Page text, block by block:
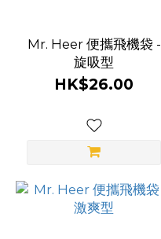
Mr. Heer 便攜飛機袋 -
旋吸型
HK$26.00